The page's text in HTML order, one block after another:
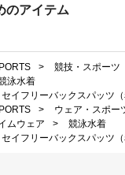
のアイテム
> 競技・スポーツ
泳水着
セイフリーバックスパッツ
>
ウェア・スポー
ムウェア >
競泳水着
セイフリーバックスパッツ